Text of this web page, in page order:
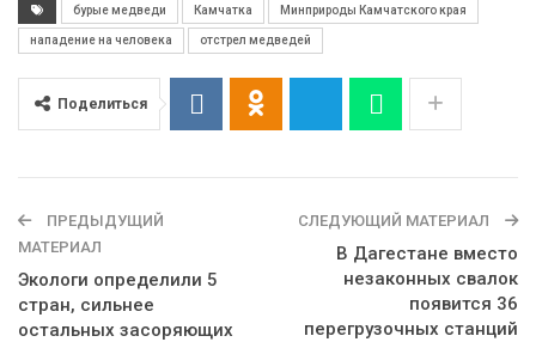
бурые медведи Камчатка Минприроды Камчатского края
нападение на человека отстрел медведей
Поделиться
ПРЕДЫДУЩИЙ
МАТЕРИАЛ
Экологи определили 5
стран, сильнее
остальных засоряющих
СЛЕДУЮЩИЙ МАТЕРИАЛ
В Дагестане вместо
незаконных свалок
появится 36
перегрузочных станций